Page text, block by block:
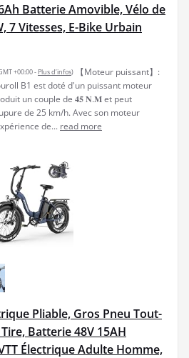
Batterie Amovible, Vélo de
7 Vitesses, E-Bike Urbain
+00:00 - Plus d’infos)
【Moteur puissant】:
B1 est doté d'un puissant moteur
un couple de 𝟒𝟓 𝐍.𝐌 et peut
de 25 km/h. Avec son moteur
de... read more
Pliable, Gros Pneu Tout-
Batterie 48V 15AH
Électrique Adulte Homme,